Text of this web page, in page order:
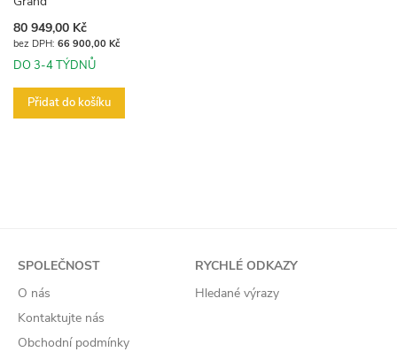
80 949,00 Kč
66 900,00 Kč
DO 3-4 TÝDNŮ
Přidat do košíku
SPOLEČNOST
O nás
Kontaktujte nás
Obchodní podmínky
RYCHLÉ ODKAZY
Hledané výrazy